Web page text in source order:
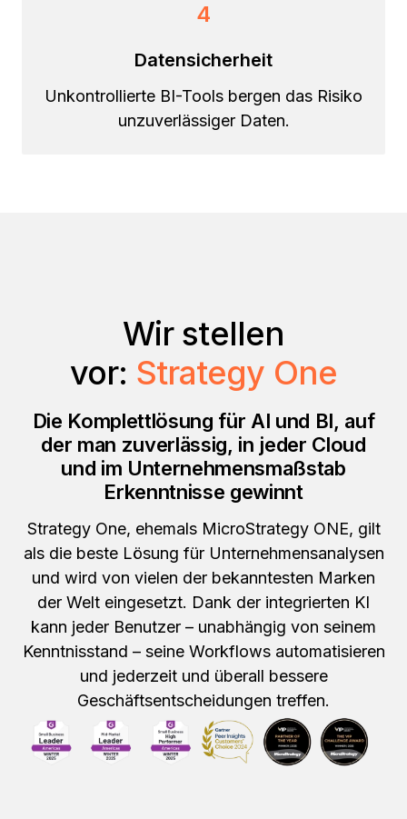
4
Datensicherheit
Unkontrollierte BI-Tools bergen das Risiko
unzuverlässiger Daten.
Wir stellen
vor: Strategy One
Die Komplettlösung für AI und BI, auf
der man zuverlässig, in jeder Cloud
und im Unternehmensmaßstab
Erkenntnisse gewinnt
Strategy One, ehemals MicroStrategy ONE, gilt
als die beste Lösung für Unternehmensanalysen
und wird von vielen der bekanntesten Marken
der Welt eingesetzt. Dank der integrierten KI
kann jeder Benutzer – unabhängig von seinem
Kenntnisstand – seine Workflows automatisieren
und jederzeit und überall bessere
Geschäftsentscheidungen treffen.